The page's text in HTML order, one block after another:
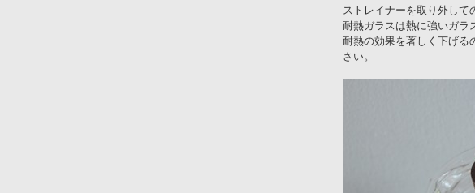
ストレイナーを取り外して
耐熱ガラスは熱に強いガラ
耐熱の効果を著しく下げる
さい。